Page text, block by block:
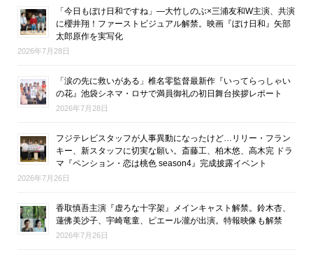
「今日もぼけ日和ですね」―大竹しのぶ×三浦友和W主演、共演
に櫻井翔！ファーストビジュアル解禁。映画『ぼけ日和』矢部
太郎原作を実写化
2026年7月28日
「涙の先に救いがある」椎名零監督最新作『いってらっしゃい
の花』池袋シネマ・ロサで満員御礼の初日舞台挨拶レポート
2026年7月28日
フジテレビスタッフが人事異動になったけど…リリー・フラン
キー、新スタッフに切実な願い。斎藤工、柏木悠、高木完 ドラ
マ『ペンション・恋は桃色 season4』完成披露イベント
2026年7月26日
香取慎吾主演『虚ろな十字架』メインキャスト解禁。鈴木杏、
蓮佛美沙子、宇崎竜童、ピエール瀧が出演。特報映像も解禁
2026年7月26日